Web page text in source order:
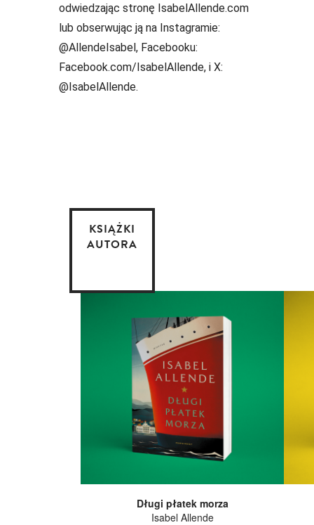
odwiedzając stronę IsabelAllende.com
lub obserwując ją na Instagramie:
@AllendeIsabel, Facebooku:
Facebook.com/IsabelAllende, i X:
@IsabelAllende.
KSIĄŻKI
AUTORA
Długi płatek morza
Isabel Allende